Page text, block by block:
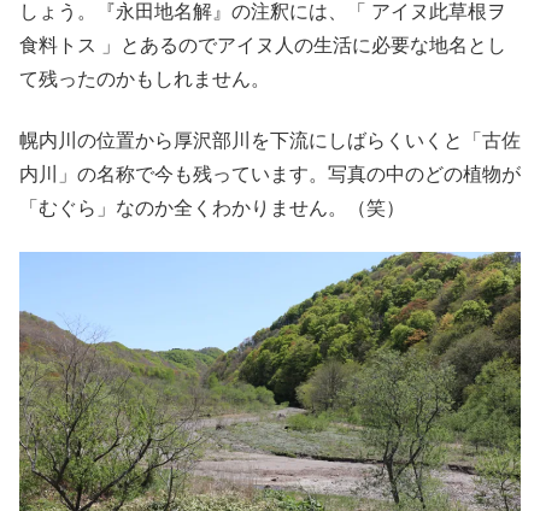
しょう。『永田地名解』の注釈には、「 アイヌ此草根ヲ
食料トス 」とあるのでアイヌ人の生活に必要な地名とし
て残ったのかもしれません。
幌内川の位置から厚沢部川を下流にしばらくいくと「古佐
内川」の名称で今も残っています。写真の中のどの植物が
「むぐら」なのか全くわかりません。（笑）